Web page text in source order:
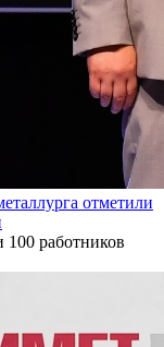
отметили
100 работников